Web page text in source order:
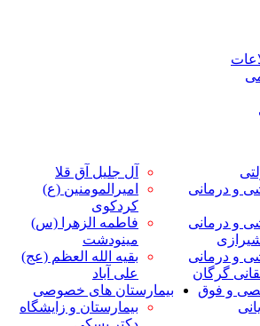
آل جلیل آق قلا
امیرالمومنین (ع)
فاطمه الزهرا (س)
بقیه الله العظم (عج)
علی آباد
بیمارستان های خصوصی
بیمارستان و زایشگاه